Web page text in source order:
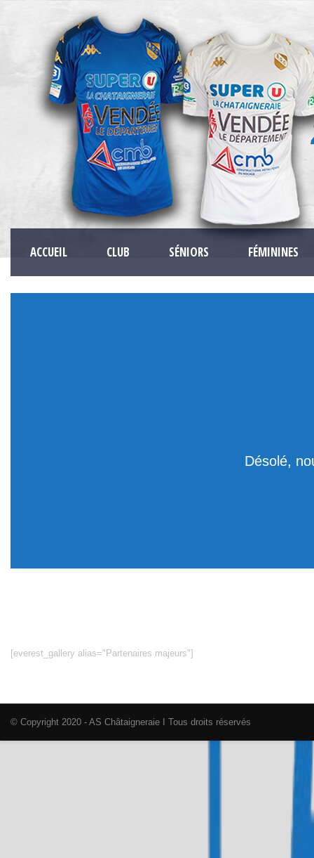
ACCUEIL CLUB SÉNIORS FÉMININES
Désolé,
[everest_gallery alias="Partenaires majeurs"]
© Copyright 2020 - AS Châtaigneraie I Tous droits réservés